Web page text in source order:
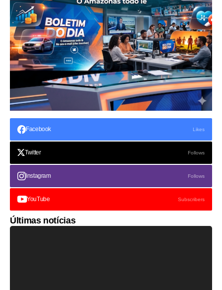
Facebook Likes
Twitter Follows
Instagram Follows
YouTube Subscribers
Últimas notícias